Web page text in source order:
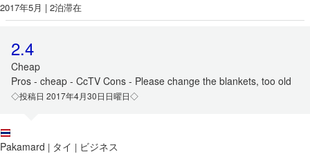
2017年5月 | 2泊滞在
2.4
Cheap
Pros - cheap - CcTV Cons - Please change the blankets, too old
◇投稿日 2017年4月30日日曜日◇
Pakamard | タイ | ビジネス